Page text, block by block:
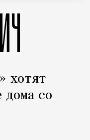
хотят
дома со